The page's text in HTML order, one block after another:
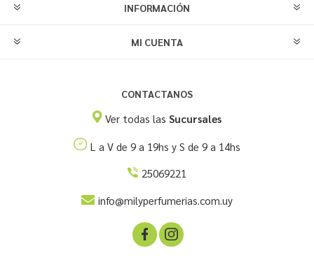
INFORMACIÓN
MI CUENTA
CONTACTANOS
Ver todas las Sucursales
L a V de 9 a 19hs y S de 9 a 14hs
25069221
info@milyperfumerias.com.uy